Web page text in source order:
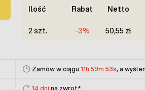
Ilość Rabat Netto
2 szt. -3% 50,55 zł
Zamów w ciągu 11h 59m 53s, a